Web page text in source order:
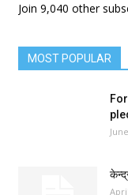
Join 9,040 other
MOST POPULAR